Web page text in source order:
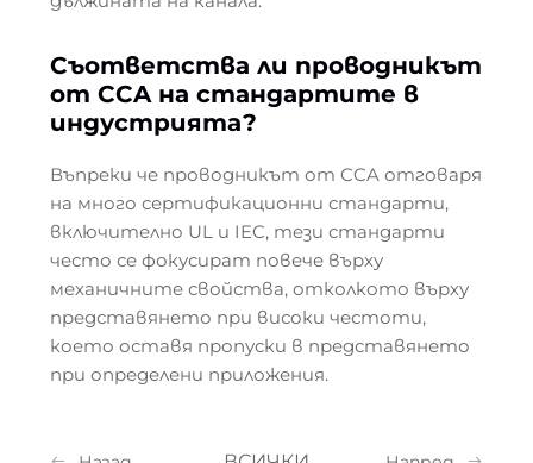
Съответства ли проводникът
от CCA на стандартите в
индустрията?
Въпреки че проводникът от CCA отговаря
на много сертификационни стандарти,
включително UL и IEC, тези стандарти
често се фокусират повече върху
механичните свойства, отколкото върху
представянето при високи честоти,
което оставя пропуски в представянето
при определени приложения.